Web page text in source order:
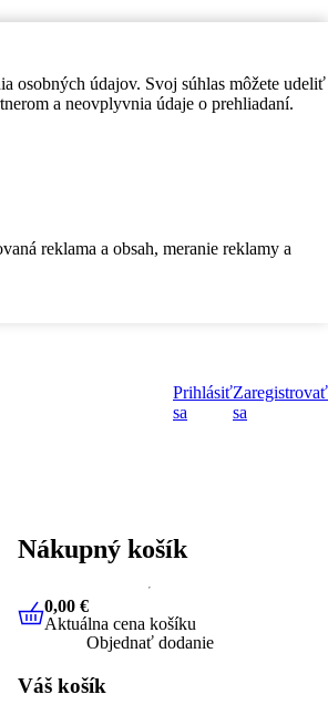
osobných údajov. Svoj súhlas môžete udeliť
a neovplyvnia údaje o prehliadaní.
reklama a obsah, meranie reklamy a
Prihlásiť
sa
Zaregistrovať
sa
Nákupný košík
0,00 €Aktuálna cena košíku
0,00 €
Aktuálna cena košíku
Objednať dodanie
Váš košík